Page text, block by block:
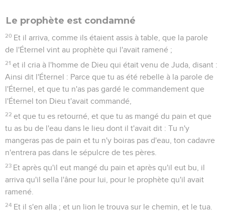
Le prophète est condamné
20 Et il arriva, comme ils étaient assis à table, que la parole
de l'Éternel vint au prophète qui l'avait ramené ;
21 et il cria à l'homme de Dieu qui était venu de Juda, disant :
Ainsi dit l'Éternel : Parce que tu as été rebelle à la parole de
l'Éternel, et que tu n'as pas gardé le commandement que
l'Éternel ton Dieu t'avait commandé,
22 et que tu es retourné, et que tu as mangé du pain et que
tu as bu de l'eau dans le lieu dont il t'avait dit : Tu n'y
mangeras pas de pain et tu n'y boiras pas d'eau, ton cadavre
n'entrera pas dans le sépulcre de tes pères.
23 Et après qu'il eut mangé du pain et après qu'il eut bu, il
arriva qu'il sella l'âne pour lui, pour le prophète qu'il avait
ramené.
24 Et il s'en alla ; et un lion le trouva sur le chemin, et le tua.